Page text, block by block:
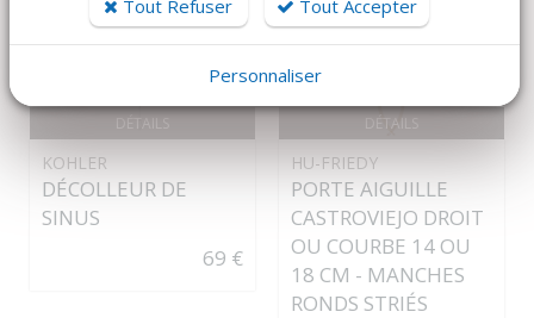
DÉTAILS
KOHLER
DÉCOLLEUR DE
SINUS
69 €
DÉTAILS
HU-FRIEDY
PORTE AIGUILLE
CASTROVIEJO DROIT
OU COURBE 14 OU
18 CM - MANCHES
RONDS STRIÉS
Tout Refuser Tout Accepter
Personnaliser